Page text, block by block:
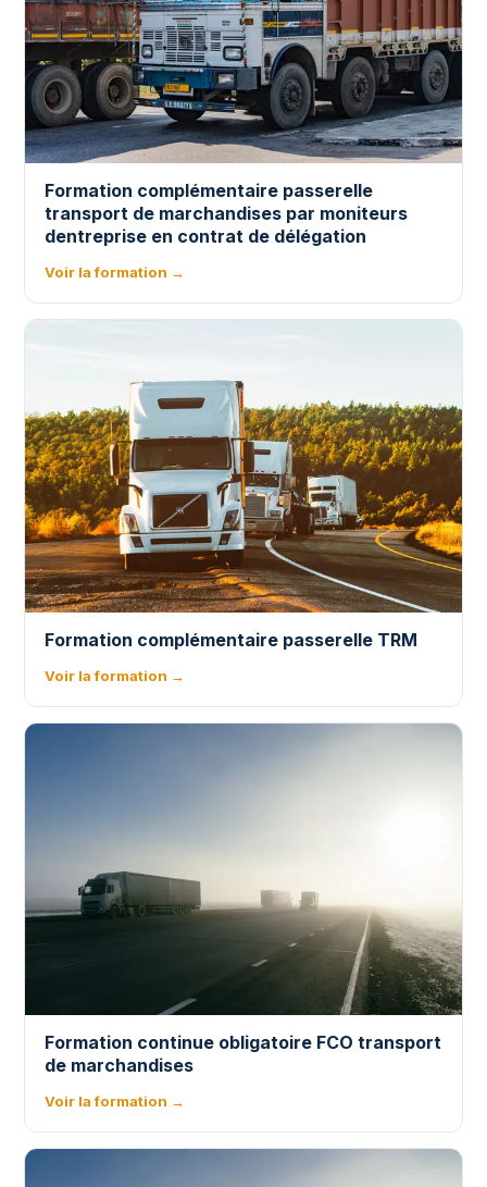
Formation complémentaire passerelle
transport de marchandises par moniteurs
dentreprise en contrat de délégation
Voir la formation →
Formation complémentaire passerelle TRM
Voir la formation →
Formation continue obligatoire FCO transport
de marchandises
Voir la formation →